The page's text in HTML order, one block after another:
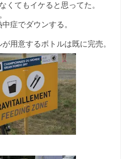
くてもイケると思ってた。
症でダウンする。
用意するボトルは既に完売。